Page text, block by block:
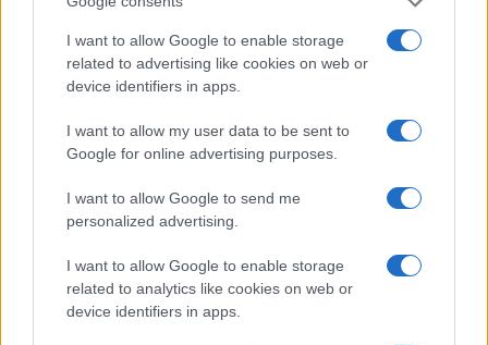
I want to allow Google to enable storage
related to advertising like cookies on web or
device identifiers in apps.
I want to allow my user data to be sent to
Google for online advertising purposes.
I want to allow Google to send me
personalized advertising.
I want to allow Google to enable storage
related to analytics like cookies on web or
device identifiers in apps.
azonban több korábbi csúcskategóriás és középkategóriás
Galaxy készülék számára ez lesz az út vége.
rántja le a leplet az Apple az új
csúcsmobilokról
A szeptemberi eseményen az iPhone 18 Pro modellek
mellett a régóta pletykált hajlítható iPhone Ultra is
találgatások továbbra is beárnyékolják a rajtot.
Az Android rejtett automatizmusai: hat